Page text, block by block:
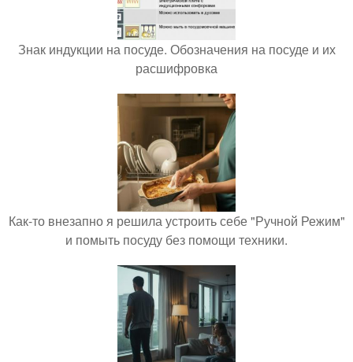
Знак индукции на посуде. Обозначения на посуде и их
расшифровка
Как-то внезапно я решила устроить себе "Ручной Режим"
и помыть посуду без помощи техники.